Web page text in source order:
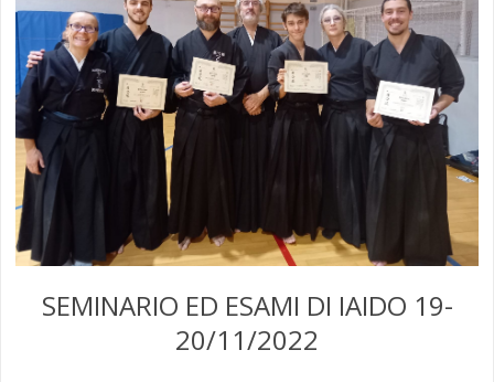
SEMINARIO ED ESAMI DI IAIDO 19-
20/11/2022